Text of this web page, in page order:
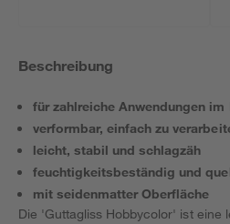
Beschreibung
für zahlreiche Anwendungen im
verformbar, einfach zu
leicht, stabil und schlagzäh
feuchtigkeitsbeständig und
mit seidenmatter Oberfläche
Die 'Guttagliss Hobbycolor' ist eine